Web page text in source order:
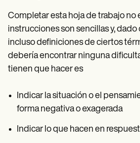
Completar esta hoja de trabajo no
instrucciones son sencillas y,
incluso definiciones de ciertos
debería encontrar ninguna
tienen que hacer es
Indicar la situación o el
forma negativa o exagerada
Indicar lo que hacen en